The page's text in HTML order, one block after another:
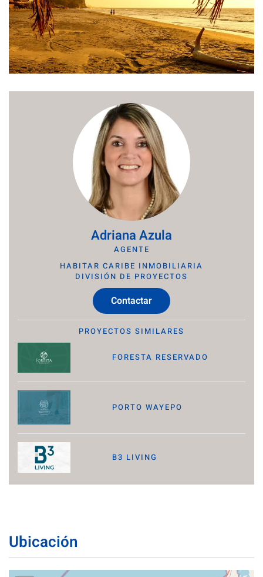
Adriana Azula
AGENTE
HABITAR CARIBE INMOBILIARIA
DIVISIÓN DE PROYECTOS
Contactar
PROYECTOS SIMILARES
FORESTA RESERVADO
PORTO WAYEPO
B3 LIVING
Ubicación